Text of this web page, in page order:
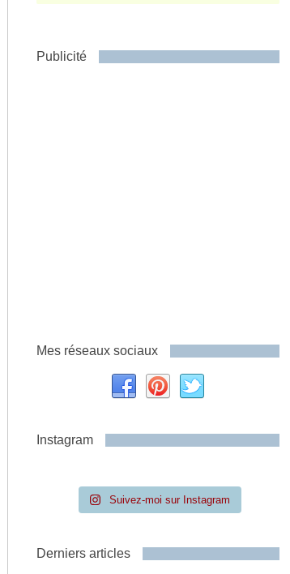
Publicité
Mes réseaux sociaux
Instagram
Suivez-moi sur Instagram
Derniers articles